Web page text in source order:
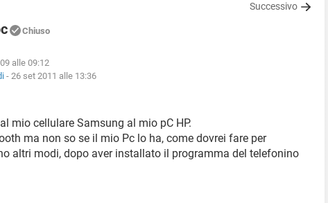
Successivo
Chiuso
alle 09:12
- 26 set 2011 alle 13:36
mio cellulare Samsung al mio pC HP.
ma non so se il mio Pc lo ha, come dovrei fare per
altri modi, dopo aver installato il programma del telefonino